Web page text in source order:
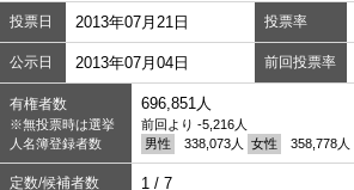
投票日 2013年07月21日 投票率
公示日 2013年07月04日 前回投票率
有権者数
※無投票時は選挙
人名簿登録者数
696,851人
前回より -5,216人
男性
338,073人 女性 358,778人
定数/候補者数 1 / 7